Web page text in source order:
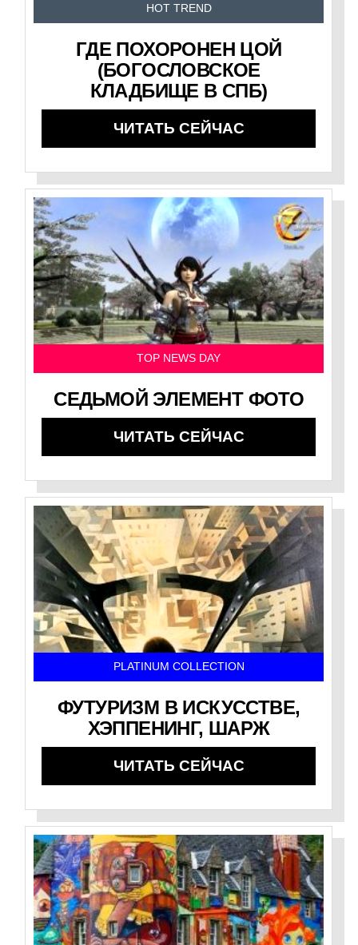
HOT TREND
ГДЕ ПОХОРОНЕН ЦОЙ
(БОГОСЛОВСКОЕ
КЛАДБИЩЕ В СПБ)
ЧИТАТЬ СЕЙЧАС
TOP NEWS DAY
СЕДЬМОЙ ЭЛЕМЕНТ ФОТО
ЧИТАТЬ СЕЙЧАС
PLATINUM COLLECTION
ФУТУРИЗМ В ИСКУССТВЕ,
ХЭППЕНИНГ, ШАРЖ
ЧИТАТЬ СЕЙЧАС